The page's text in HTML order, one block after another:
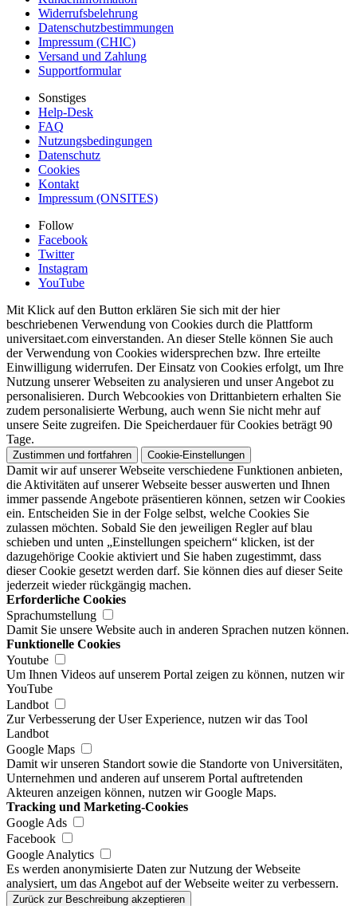
Widerrufsbelehrung
Datenschutzbestimmungen
Impressum (CHIC)
Versand und Zahlung
Supportformular
Sonstiges
Help-Desk
FAQ
Nutzungsbedingungen
Datenschutz
Cookies
Kontakt
Impressum (ONSITES)
Follow
Facebook
Twitter
Instagram
YouTube
Mit Klick auf den Button erklären Sie sich mit der hier
beschriebenen Verwendung von Cookies durch die Plattform
universitaet.com einverstanden. An dieser Stelle können Sie auch
der Verwendung von Cookies widersprechen bzw. Ihre erteilte
Einwilligung widerrufen. Der Einsatz von Cookies erfolgt, um Ihre
Nutzung unserer Webseiten zu analysieren und unser Angebot zu
personalisieren. Durch Webcookies von Drittanbietern erhalten Sie
zudem personalisierte Werbung, auch wenn Sie nicht mehr auf
unsere Seite zugreifen. Die Speicherdauer für Cookies beträgt 90
Tage.
Zustimmen und fortfahren Cookie-Einstellungen
Damit wir auf unserer Webseite verschiedene Funktionen anbieten,
die Aktivitäten auf unserer Webseite besser auswerten und Ihnen
immer passende Angebote präsentieren können, setzen wir Cookies
ein. Entscheiden Sie in der Folge selbst, welche Cookies Sie
zulassen möchten. Sobald Sie den jeweiligen Regler auf blau
schieben und unten „Einstellungen speichern“ klicken, ist der
dazugehörige Cookie aktiviert und Sie haben zugestimmt, dass
dieser Cookie gesetzt werden darf. Sie können dies auf dieser Seite
jederzeit wieder rückgängig machen.
Erforderliche Cookies
Sprachumstellung
Damit Sie unsere Website auch in anderen Sprachen nutzen können.
Funktionelle Cookies
Youtube
Um Ihnen Videos auf unserem Portal zeigen zu können, nutzen wir
YouTube
Landbot
Zur Verbesserung der User Experience, nutzen wir das Tool
Landbot
Google Maps
Damit wir unseren Standort sowie die Standorte von Universitäten,
Unternehmen und anderen auf unserem Portal auftretenden
Akteuren anzeigen können, nutzen wir Google Maps.
Tracking und Marketing-Cookies
Google Ads
Facebook
Google Analytics
Es werden anonymisierte Daten zur Nutzung der Webseite
analysiert, um das Angebot auf der Webseite weiter zu verbessern.
Zurück zur Beschreibung akzeptieren